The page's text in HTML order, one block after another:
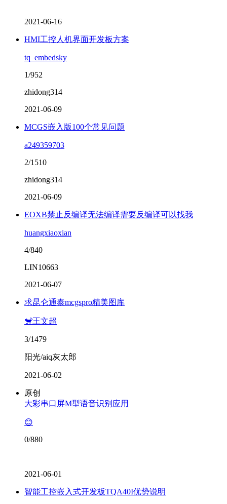
2021-06-16
HMI工控人机界面开发板方案
tq_embedsky
1/952
zhidong314
2021-06-09
​MCGS嵌入版100个常见问题
a249359703
2/1510
zhidong314
2021-06-09
EOXB禁止反编译无法编译需要反编译可以找我
huangxiaoxian
4/840
LIN10663
2021-06-07
求昆仑通泰mcgspro精美图库
🐒王文超
3/1479
阳光/aiq灰太郎
2021-06-02
原创
大彩串口屏M型语音识别应用
😊
0/880
2021-06-01
智能工控嵌入式开发板TQA40I优势说明